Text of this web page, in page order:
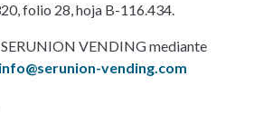
folio 28, hoja B-116.434.
VENDING mediante
info@serunion-vending.com